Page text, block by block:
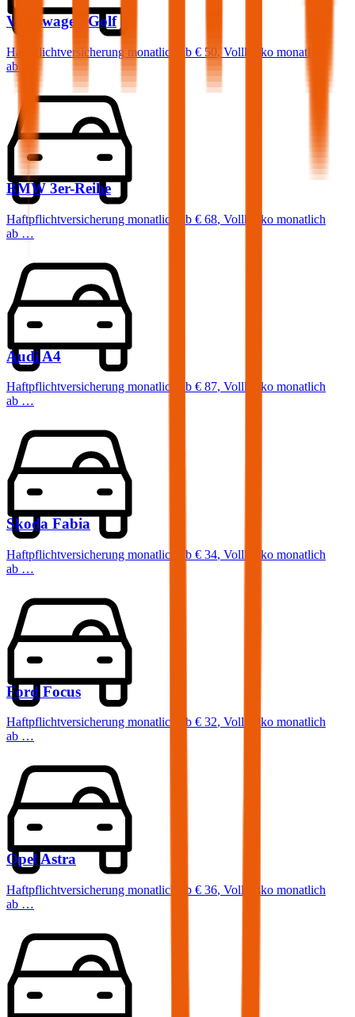
Volkswagen Golf
Haftpflichtversicherung monatlich ab € 50,Vollkasko monatlich
ab …
BMW 3er-Reihe
Haftpflichtversicherung monatlich ab € 68, Vollkasko monatlich
ab …
Audi A4
Haftpflichtversicherung monatlich ab € 87, Vollkasko monatlich
ab …
Skoda Fabia
Haftpflichtversicherung monatlich ab € 34, Vollkasko monatlich
ab …
Ford Focus
Haftpflichtversicherung monatlich ab € 32, Vollkasko monatlich
ab …
Opel Astra
Haftpflichtversicherung monatlich ab € 36, Vollkasko monatlich
ab …